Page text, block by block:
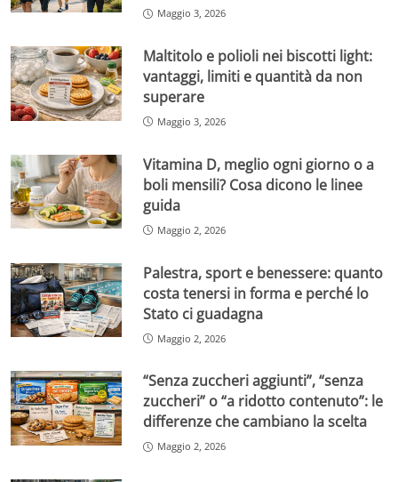
Maggio 3, 2026
Maltitolo e polioli nei biscotti light:
vantaggi, limiti e quantità da non
superare
Maggio 3, 2026
Vitamina D, meglio ogni giorno o a
boli mensili? Cosa dicono le linee
guida
Maggio 2, 2026
Palestra, sport e benessere: quanto
costa tenersi in forma e perché lo
Stato ci guadagna
Maggio 2, 2026
“Senza zuccheri aggiunti”, “senza
zuccheri” o “a ridotto contenuto”: le
differenze che cambiano la scelta
Maggio 2, 2026